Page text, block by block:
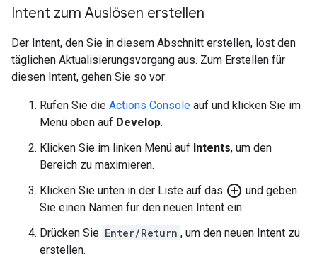
Intent zum Auslösen erstellen
Der Intent, den Sie in diesem Abschnitt erstellen, löst den
täglichen Aktualisierungsvorgang aus. Zum Erstellen für
diesen Intent, gehen Sie so vor:
Rufen Sie die Actions Console auf und klicken Sie im
Menü oben auf Develop.
Klicken Sie im linken Menü auf Intents, um den
Bereich zu maximieren.
Klicken Sie unten in der Liste auf das add_circle_outline und geben
Sie einen Namen für den neuen Intent ein.
Drücken Sie Enter/Return , um den neuen Intent zu
erstellen.